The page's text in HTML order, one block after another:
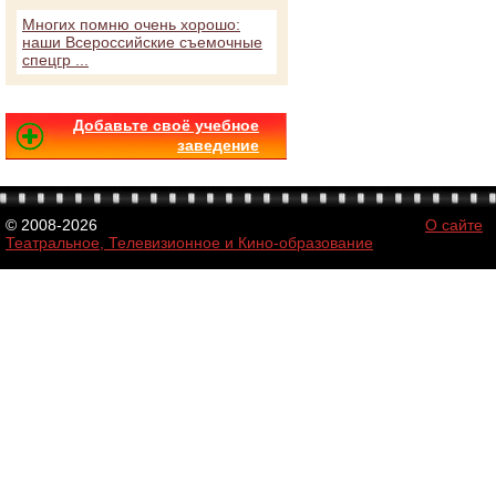
Многих помню очень хорошо:
наши Всероссийские съемочные
спецгр ...
Добавьте своё учебное
заведение
© 2008-2026
Театральное, Телевизионное и Кино-образование
О сайте